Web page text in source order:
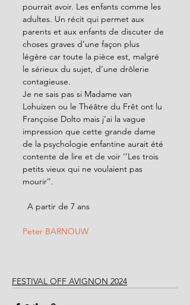
pourrait avoir. Les enfants comme les
adultes. Un récit qui permet aux
parents et aux enfants de discuter de
choses graves d’une façon plus
légère car toute la pièce est, malgré
le sérieux du sujet, d’une drôlerie
contagieuse.
Je ne sais pas si Madame van
Lohuizen ou le Théâtre du Frêt ont lu
Françoise Dolto mais j’ai la vague
impression que cette grande dame
de la psychologie enfantine aurait été
contente de lire et de voir ‘’Les trois
petits vieux qui ne voulaient pas
mourir’’.
  A partir de 7 ans
Peter BARNOUW
FESTIVAL OFF AVIGNON 2024